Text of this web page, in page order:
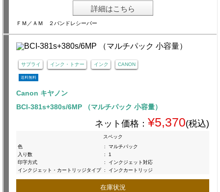
詳細はこちら
ＦＭ／ＡＭ ２バンドレシーバー
サプライ インク・トナー インク CANON
送料無料
Canon キヤノン
BCI-381s+380s/6MP （マルチパック 小容量）
ネット価格： ¥5,370(税込)
スペック
色
:
マルチパック
入り数
:
1
印字方式
:
インクジェット対応
インクジェット・カートリッジタイプ : インクカートリッジ
在庫状況